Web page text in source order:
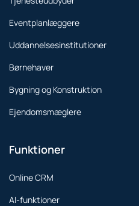
Eventplanlæggere
Uddannelsesinstitutioner
Børnehaver
Bygning og Konstruktion
Ejendomsmæglere
Funktioner
Online CRM
AI-funktioner